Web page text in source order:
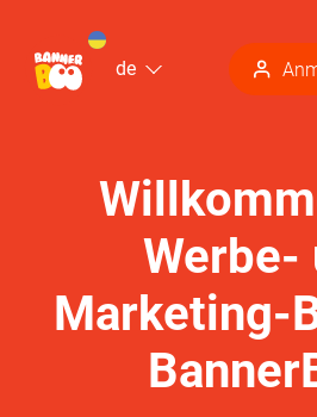
de
Werbe-
Marketing-